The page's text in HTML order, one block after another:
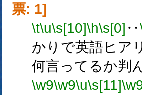
票: 1]
\t\u\s[10]\h\s[0] ‥
かりで英語ヒア
何言ってるか判
\w9\w9\u\s[11]